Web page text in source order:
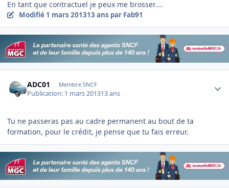
En tant que contractuel je peux me brosser....
Modifié 1 mars 201313 ans par Fab91
ADC01 Membre SNCF
Publication: 1 mars 201313 ans
Tu ne passeras pas au cadre permanent au bout de ta
formation, pour le crédit, je pense que tu fais erreur.